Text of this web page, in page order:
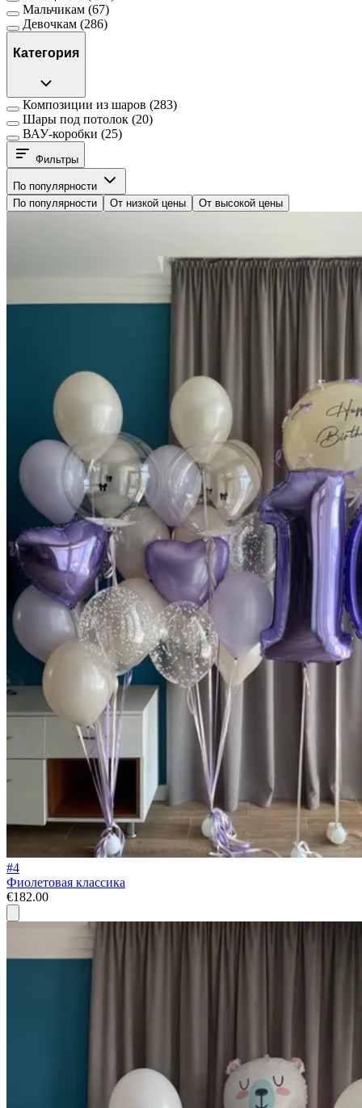
Мальчикам (67)
Девочкам (286)
Категория
Композиции из шаров (283)
Шары под потолок (20)
ВАУ-коробки (25)
Фильтры
По популярности
По популярности
От низкой цены От высокой цены
#4
Фиолетовая классика
€182.00